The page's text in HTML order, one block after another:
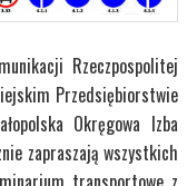
Rzeczpospolitej
Przedsiębiorstwie
Okręgowa Izba
zapraszają wszystkich